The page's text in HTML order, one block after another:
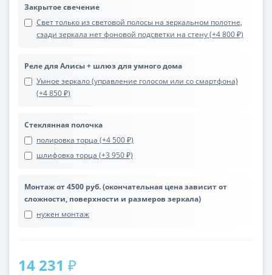
Закрытое свечение
Свет только из световой полосы на зеркальном полотне,
сзади зеркала нет фоновой подсветки на стену (+4 800 ₽)
Реле для Алисы + шлюз для умного дома
Умное зеркало (управление голосом или со смартфона)
(+4 850 ₽)
Стеклянная полочка
полировка торца (+4 500 ₽)
шлифовка торца (+3 950 ₽)
Монтаж от 4500 руб. (окончательная цена зависит от
сложности, поверхности и размеров зеркала)
нужен монтаж
14 231 ₽